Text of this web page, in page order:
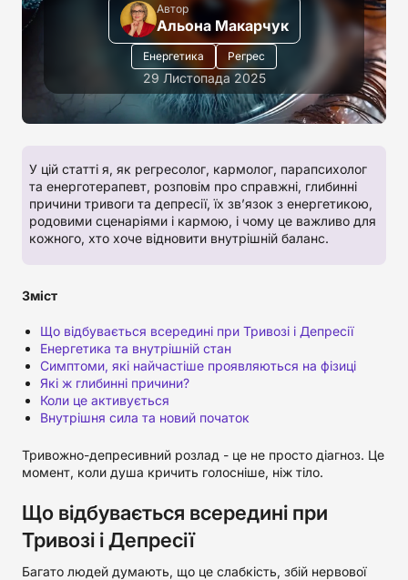
Автор
Альона Макарчук
Енергетика Регрес
29 Листопада 2025
У цій статті я, як регресолог, кармолог, парапсихолог
та енерготерапевт, розповім про справжні, глибинні
причини тривоги та депресії, їх зв’язок з енергетикою,
родовими сценаріями і кармою, і чому це важливо для
кожного, хто хоче відновити внутрішній баланс.
Зміст
Що відбувається всередині при Тривозі і Депресії
Енергетика та внутрішній стан
Симптоми, які найчастіше проявляються на фізиці
Які ж глибинні причини?
Коли це активується
Внутрішня сила та новий початок
Тривожно-депресивний розлад - це не просто діагноз. Це
момент, коли душа кричить голосніше, ніж тіло.
Що відбувається всередині при
Тривозі і Депресії
Багато людей думають, що це слабкість, збій нервової